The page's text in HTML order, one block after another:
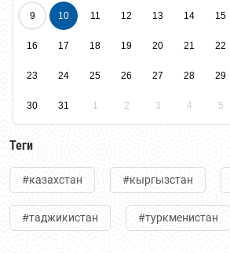
9 10 11 12 13 14 15
16 17 18 19 20 21 22
23 24 25 26 27 28 29
30 31 1 2 3 4 5
Теги
#казахстан #кыргызстан
#таджикистан #туркменистан